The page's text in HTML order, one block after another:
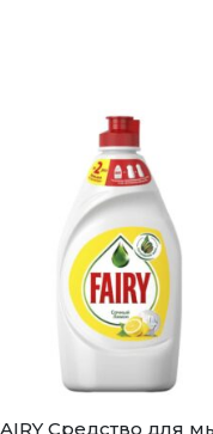
Средство для